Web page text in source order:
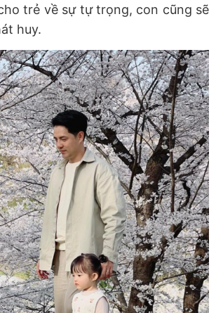
trẻ về sự tự trọng, con cũng sẽ
huy.